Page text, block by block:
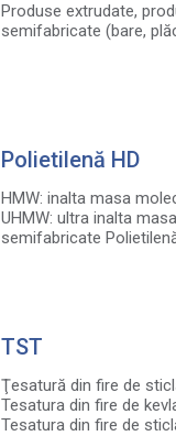
Produse extrudate,
semifabricate (bare,
Polietilenă HD
HMW: inalta masa
UHMW: ultra inalta
semifabricate
TST
Ţesatură din fire de
Tesatura din fire de
Tesatura din fire de